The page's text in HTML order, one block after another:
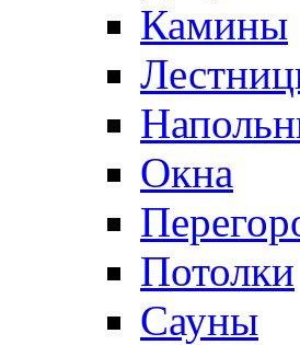
Камины
Окна
Потолки
Сауны